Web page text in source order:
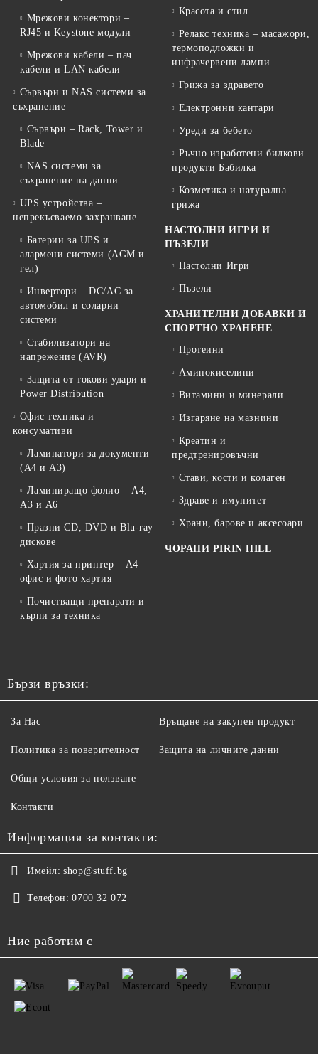
Мрежови конектори –
RJ45 и Keystone модули
Мрежови кабели – пач
кабели и LAN кабели
Сървъри и NAS системи за
съхранение
Сървъри – Rack, Tower и
Blade
NAS системи за
съхранение на данни
UPS устройства –
непрекъсваемо захранване
Батерии за UPS и
алармени системи (AGM и
гел)
Инвертори – DC/AC за
автомобил и соларни
системи
Стабилизатори на
напрежение (AVR)
Защита от токови удари и
Power Distribution
Офис техника и
консумативи
Ламинатори за документи
(A4 и A3)
Ламиниращо фолио – A4,
A3 и A6
Празни CD, DVD и Blu-ray
дискове
Хартия за принтер – A4
офис и фото хартия
Почистващи препарати и
кърпи за техника
Красота и стил
Релакс техника – масажори,
термоподложки и
инфрачервени лампи
Грижа за здравето
Електронни кантари
Уреди за бебето
Ръчно изработени билкови
продукти Бабилка
Козметика и натурална
грижа
НАСТОЛНИ ИГРИ И
ПЪЗЕЛИ
Настолни Игри
Пъзели
ХРАНИТЕЛНИ ДОБАВКИ И
СПОРТНО ХРАНЕНЕ
Протеини
Аминокиселини
Витамини и минерали
Изгаряне на мазнини
Креатин и
предтренировъчни
Стави, кости и колаген
Здраве и имунитет
Храни, барове и аксесоари
ЧОРАПИ PIRIN HILL
Бързи връзки:
За Нас
Политика за поверителност
Общи условия за ползване
Контакти
Връщане на закупен продукт
Защита на личните данни
Информация за контакти:
Имейл: shop@stuff.bg
Телефон: 0700 32 072
Ние работим с